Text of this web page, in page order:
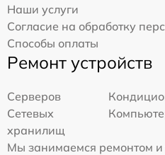
Наши услуги
Согласие на обработку
Способы оплаты
Ремонт устройств
Серверов
Сетевых
хранилищ
Мы занимаемся ремонтом и